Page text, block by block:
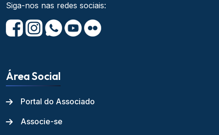
Siga-nos nas redes sociais:
Área Social
Portal do Associado
Associe-se